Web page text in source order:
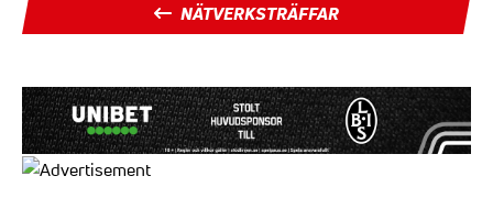
NÄTVERKSTRÄFFAR